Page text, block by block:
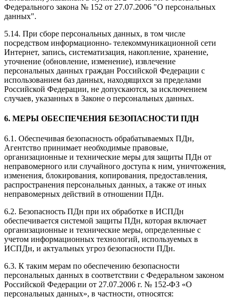
Федерального закона № 152 от 27.07.2006 "О персональных
данных".
5.14. При сборе персональных данных, в том числе
посредством информационно- телекоммуникационной сети
Интернет, запись, систематизация, накопление, хранение,
уточнение (обновление, изменение), извлечение
персональных данных граждан Российской Федерации с
использованием баз данных, находящихся за пределами
Российской Федерации, не допускаются, за исключением
случаев, указанных в Законе о персональных данных.
6. МЕРЫ ОБЕСПЕЧЕНИЯ БЕЗОПАСНОСТИ ПДН
6.1. Обеспечивая безопасность обрабатываемых ПДн,
Агентство принимает необходимые правовые,
организационные и технические меры для защиты ПДн от
неправомерного или случайного доступа к ним, уничтожения,
изменения, блокирования, копирования, предоставления,
распространения персональных данных, а также от иных
неправомерных действий в отношении ПДн.
6.2. Безопасность ПДн при их обработке в ИСПДн
обеспечивается системой защиты ПДн, которая включает
организационные и технические меры, определенные с
учетом информационных технологий, используемых в
ИСПДн, и актуальных угроз безопасности ПДн.
6.3. К таким мерам по обеспечению безопасности
персональных данных в соответствии с Федеральном законом
Российской Федерации от 27.07.2006 г. № 152-ФЗ «О
персональных данных», в частности, относятся: